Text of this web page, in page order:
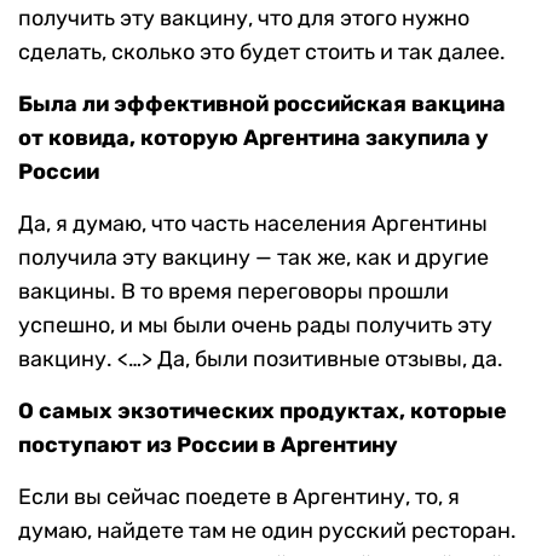
получить эту вакцину, что для этого нужно
сделать, сколько это будет стоить и так далее.
Была ли эффективной российская вакцина
от ковида, которую Аргентина закупила у
России
Да, я думаю, что часть населения Аргентины
получила эту вакцину — так же, как и другие
вакцины. В то время переговоры прошли
успешно, и мы были очень рады получить эту
вакцину. <…> Да, были позитивные отзывы, да.
О самых экзотических продуктах, которые
поступают из России в Аргентину
Если вы сейчас поедете в Аргентину, то, я
думаю, найдете там не один русский ресторан.